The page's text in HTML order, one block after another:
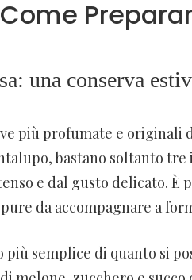
una conserva
più profumate e originali
bastano soltanto
e dal gusto delicato. È
da accompagnare a
semplice di quanto si